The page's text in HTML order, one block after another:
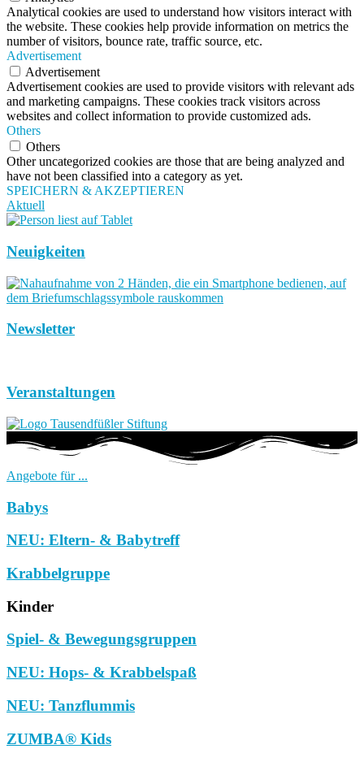
Analytical cookies are used to understand how visitors interact with
the website. These cookies help provide information on metrics the
number of visitors, bounce rate, traffic source, etc.
Advertisement
Advertisement
Advertisement cookies are used to provide visitors with relevant ads
and marketing campaigns. These cookies track visitors across
websites and collect information to provide customized ads.
Others
Others
Other uncategorized cookies are those that are being analyzed and
have not been classified into a category as yet.
SPEICHERN & AKZEPTIEREN
Aktuell
Neuigkeiten
Newsletter
Veranstaltungen
Angebote für ...
Babys
NEU: Eltern- & Babytreff
Krabbelgruppe
Kinder
Spiel- & Bewegungsgruppen
NEU: Hops- & Krabbelspaß
NEU: Tanzflummis
ZUMBA® Kids